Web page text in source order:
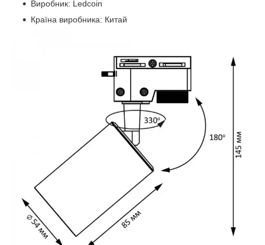
Виробник: Ledcoin
Країна виробника: Китай